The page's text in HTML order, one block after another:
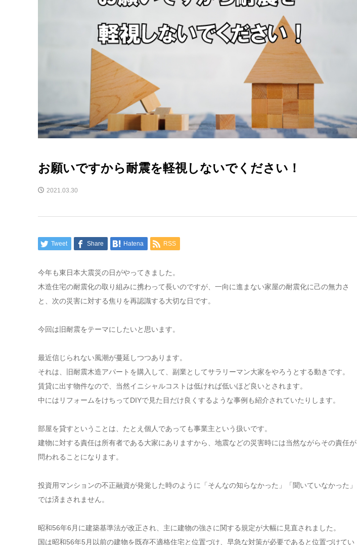
お願いですから耐震を軽視しないでください！
2021.03.30
Tweet Share Hatena RSS
今年も東日本大震災の日がやってきました。
木造住宅の耐震化の取り組みに携わって長いのですが、一向に進まない家屋の耐震化に己の無力さ
と、次の災害に対する焦りを再認識する大切な日です。
今回は旧耐震をテーマにしたいと思います。
最近信じられない風潮が蔓延しつつあります。
それは、旧耐震木造アパートを購入して、副業としてサラリーマン大家をやろうとする動きです。
賃貸に出す物件なので、当然イニシャルコストは低ければ低いほど良いとされます。
中にはリフォームをけちってDIYで見た目だけ良くするような事例も紹介されていたりします。
部屋を貸すということは、たとえ個人であっても事業主という扱いです。
建物に対する責任は所有者である大家にありますから、地震などの災害時には当然ながらその責任が
問われることになります。
投資用マンションの不正融資が発覚した時のように「そんなの知らなかった」「聞いていなかった」
では済まされません。
昭和56年6月に建築基準法が改正され、主に建物の強さに関する規定が大幅に見直されました。
国は昭和56年5月以前の建物を既存不適格住宅と位置づけ、早急な対策が必要であると位置づけてい